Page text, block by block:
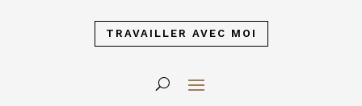
TRAVAILLER AVEC MOI